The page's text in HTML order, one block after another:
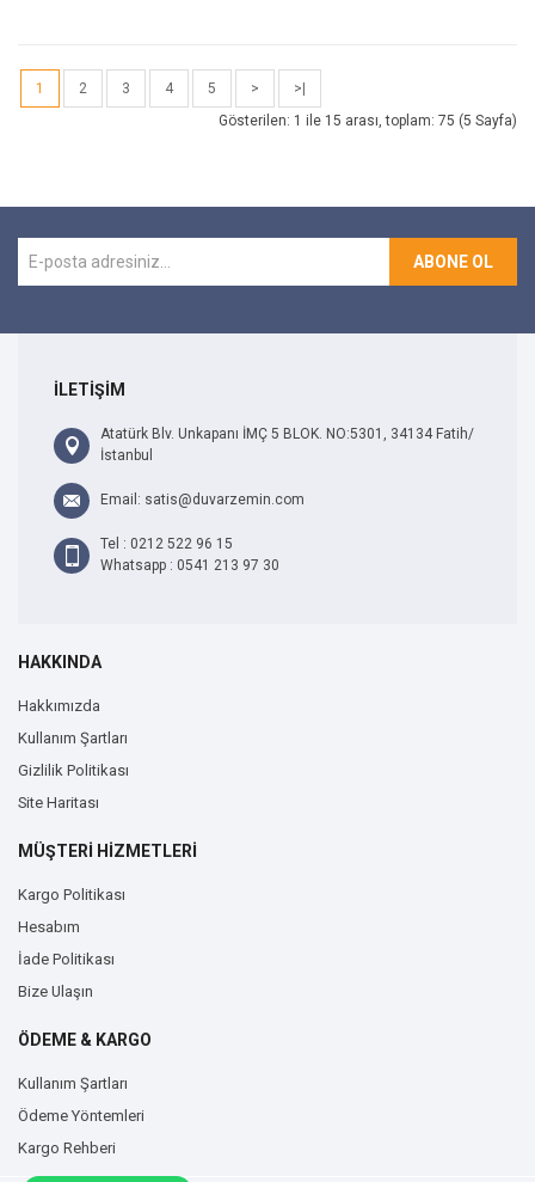
1 2 3 4 5 >
>|
Gösterilen: 1 ile 15 arası, toplam: 75 (5 Sayfa)
ABONE OL
İLETİŞİM
Atatürk Blv. Unkapanı İMÇ 5 BLOK. NO:5301, 34134 Fatih/
İstanbul
Email: satis@duvarzemin.com
Tel : 0212 522 96 15
Whatsapp : 0541 213 97 30
HAKKINDA
Hakkımızda
Kullanım Şartları
Gizlilik Politikası
Site Haritası
MÜŞTERİ HİZMETLERİ
Kargo Politikası
Hesabım
İade Politikası
Bize Ulaşın
ÖDEME & KARGO
Kullanım Şartları
Ödeme Yöntemleri
Kargo Rehberi